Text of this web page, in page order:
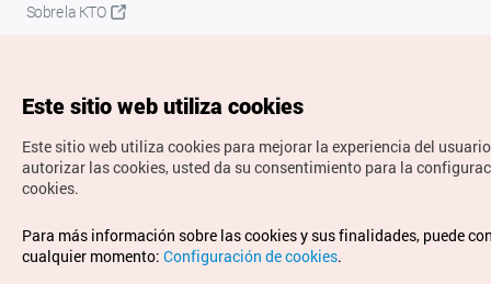
Sobre la KTO
Copyrights © Organización de Turismo de Corea. Todos los
derechos reservados.
Para informes de errores y cuestiones relacionadas con el
Este sitio web utiliza cookies
Este sitio web utiliza cookies para mejorar la experiencia del
autorizar las cookies, usted da su consentimiento para la
cookies.
Para más información sobre las cookies y sus finalidades, puede
cualquier momento: Configuración de cookies.